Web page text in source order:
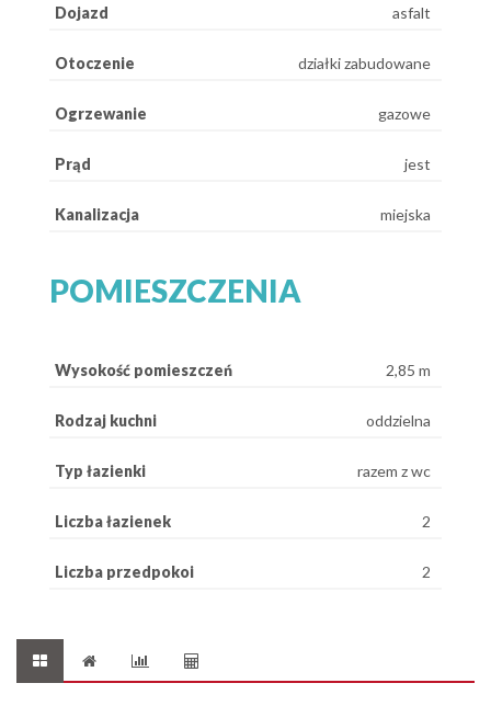
Dojazd asfalt
Otoczenie działki zabudowane
Ogrzewanie gazowe
Prąd jest
Kanalizacja miejska
POMIESZCZENIA
Wysokość pomieszczeń 2,85 m
Rodzaj kuchni oddzielna
Typ łazienki razem z wc
Liczba łazienek 2
Liczba przedpokoi 2